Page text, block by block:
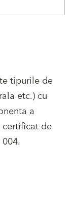
tipurile de
etc.) cu
a
de